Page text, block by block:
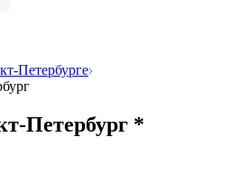
Петербурге
Петербург *